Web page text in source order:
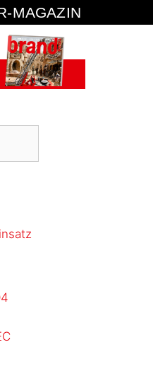
MAGAZIN
Heft